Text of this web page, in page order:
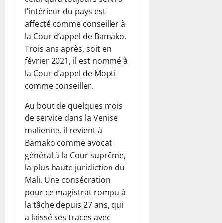
l’intérieur du pays est
affecté comme conseiller à
la Cour d’appel de Bamako.
Trois ans après, soit en
février 2021, il est nommé à
la Cour d’appel de Mopti
comme conseiller.
Au bout de quelques mois
de service dans la Venise
malienne, il revient à
Bamako comme avocat
général à la Cour suprême,
la plus haute juridiction du
Mali. Une consécration
pour ce magistrat rompu à
la tâche depuis 27 ans, qui
a laissé ses traces avec